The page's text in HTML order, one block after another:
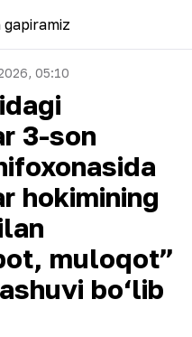
05:10
3-son
hokimining
muloqot”
bo‘lib